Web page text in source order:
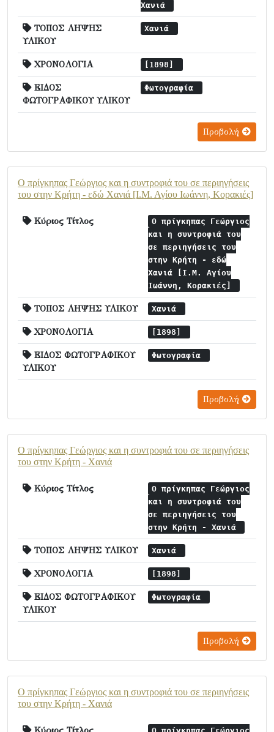
Χανιά
ΤΟΠΟΣ ΛΗΨΗΣ
ΥΛΙΚΟΥ
Χανιά
ΧΡΟΝΟΛΟΓΙΑ [1898]
ΕΙΔΟΣ
ΦΩΤΟΓΡΑΦΙΚΟΥ ΥΛΙΚΟΥ
Φωτογραφία
Προβολή
Ο πρίγκηπας Γεώργιος και η συντροφιά του σε περιηγήσεις
του στην Κρήτη - εδώ Χανιά [Ι.Μ. Αγίου Ιωάννη, Κορακιές]
Κύριος Τίτλος
Ο πρίγκηπας Γεώργιος
και η συντροφιά του
σε περιηγήσεις του
στην Κρήτη - εδώ
Χανιά [Ι.Μ. Αγίου
Ιωάννη, Κορακιές]
ΤΟΠΟΣ ΛΗΨΗΣ ΥΛΙΚΟΥ Χανιά
ΧΡΟΝΟΛΟΓΙΑ [1898]
ΕΙΔΟΣ ΦΩΤΟΓΡΑΦΙΚΟΥ
ΥΛΙΚΟΥ
Φωτογραφία
Προβολή
Ο πρίγκηπας Γεώργιος και η συντροφιά του σε περιηγήσεις
του στην Κρήτη - Χανιά
Κύριος Τίτλος
Ο πρίγκηπας Γεώργιος
και η συντροφιά του
σε περιηγήσεις του
στην Κρήτη - Χανιά
ΤΟΠΟΣ ΛΗΨΗΣ ΥΛΙΚΟΥ Χανιά
ΧΡΟΝΟΛΟΓΙΑ [1898]
ΕΙΔΟΣ ΦΩΤΟΓΡΑΦΙΚΟΥ
ΥΛΙΚΟΥ
Φωτογραφία
Προβολή
Ο πρίγκηπας Γεώργιος και η συντροφιά του σε περιηγήσεις
του στην Κρήτη - Χανιά